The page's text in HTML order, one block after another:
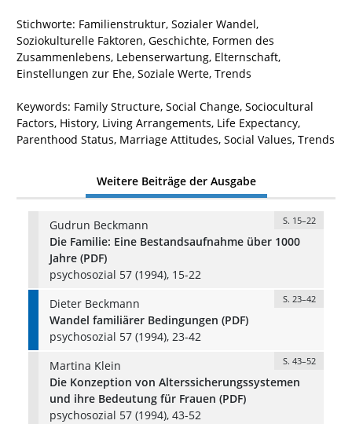
Stichworte: Familienstruktur, Sozialer Wandel,
Soziokulturelle Faktoren, Geschichte, Formen des
Zusammenlebens, Lebenserwartung, Elternschaft,
Einstellungen zur Ehe, Soziale Werte, Trends
Keywords: Family Structure, Social Change, Sociocultural
Factors, History, Living Arrangements, Life Expectancy,
Parenthood Status, Marriage Attitudes, Social Values, Trends
Weitere Beiträge der Ausgabe
Gudrun Beckmann S. 15–22
Die Familie: Eine Bestandsaufnahme über 1000
Jahre (PDF)
psychosozial 57 (1994), 15-22
Dieter Beckmann
S. 23–42
Wandel familiärer Bedingungen (PDF)
psychosozial 57 (1994), 23-42
Martina Klein
S. 43–52
Die Konzeption von Alterssicherungssystemen
und ihre Bedeutung für Frauen (PDF)
psychosozial 57 (1994), 43-52